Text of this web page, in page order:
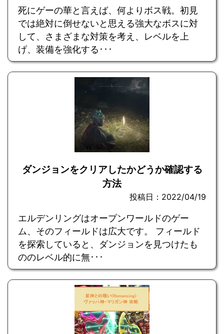
死にゲーの華と言えば、何よりボス戦。初見
では絶対に倒せないと思える強大なボスに対
して、さまざまな対策を考え、レベルを上
げ、装備を強化する･･･
ダンジョンをクリアしたかどうか確認する
方法
投稿日：2022/04/19
エルデンリングはオープンワールドのゲー
ム、そのフィールドは広大です。 フィールド
を探索していると、ダンジョンを見つけたも
ののレベル的に無･･･